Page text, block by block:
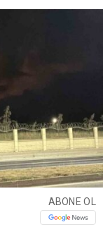
ABONE OL